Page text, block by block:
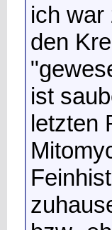
ich war
den
ist
letzten